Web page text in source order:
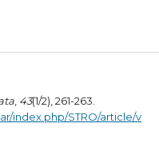
, 43(1/2), 261-263.
index.php/STRO/article/v